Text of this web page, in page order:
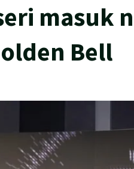
masuk
Bell